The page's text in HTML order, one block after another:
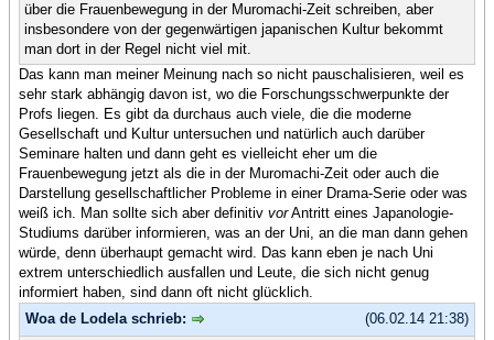
über die Frauenbewegung in der Muromachi-Zeit schreiben, aber
insbesondere von der gegenwärtigen japanischen Kultur bekommt
man dort in der Regel nicht viel mit.
Das kann man meiner Meinung nach so nicht pauschalisieren, weil es
sehr stark abhängig davon ist, wo die Forschungsschwerpunkte der
Profs liegen. Es gibt da durchaus auch viele, die die moderne
Gesellschaft und Kultur untersuchen und natürlich auch darüber
Seminare halten und dann geht es vielleicht eher um die
Frauenbewegung jetzt als die in der Muromachi-Zeit oder auch die
Darstellung gesellschaftlicher Probleme in einer Drama-Serie oder was
weiß ich. Man sollte sich aber definitiv vorAntritt eines Japanologie-
Studiums darüber informieren, was an der Uni, an die man dann gehen
würde, denn überhaupt gemacht wird. Das kann eben je nach Uni
extrem unterschiedlich ausfallen und Leute, die sich nicht genug
informiert haben, sind dann oft nicht glücklich.
(06.02.14 21:38)
Woa de Lodela schrieb: